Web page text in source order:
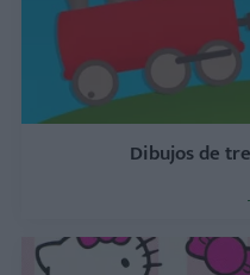
Dibujos de